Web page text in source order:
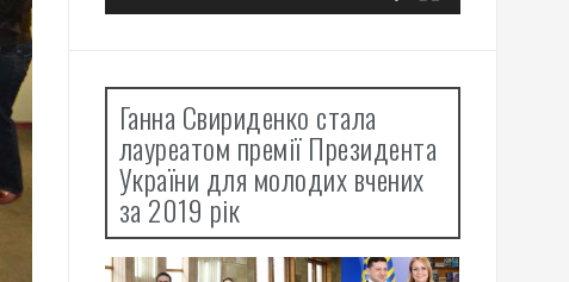
Ганна Свириденко стала
лауреатом премії Президента
України для молодих вчених
за 2019 рік